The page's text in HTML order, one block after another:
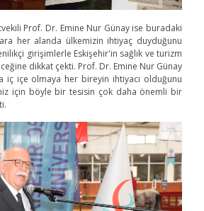
Prof. Dr. Emine Nur Günay ise buradaki
her alanda ülkemizin ihtiyaç duyduğunu
girişimlerle Eskişehir'in sağlık ve turizm
dikkat çekti. Prof. Dr. Emine Nur Günay
iç içe olmaya her bireyin ihtiyacı olduğunu
için böyle bir tesisin çok daha önemli bir